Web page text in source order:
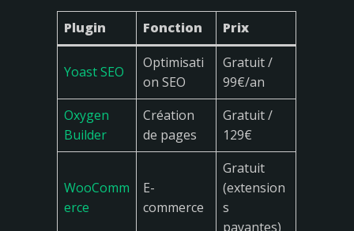
Plugin Fonction Prix
Yoast SEO
Optimisati
on SEO
Gratuit /
99€/an
Oxygen
Builder
Création
de pages
Gratuit /
129€
WooComm
erce
E-
commerce
Gratuit
(extension
s
payantes)